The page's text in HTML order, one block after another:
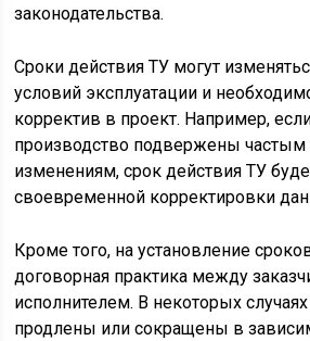
законодательства.
Сроки действия ТУ могут
условий эксплуатации и
корректив в проект. Например,
производство подвержены частым
изменениям, срок действия ТУ
своевременной корректировки
Кроме того, на установление
договорная практика между
исполнителем. В некоторых
продлены или сокращены в